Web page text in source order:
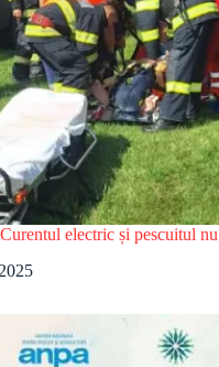
electric și pescuitul nu